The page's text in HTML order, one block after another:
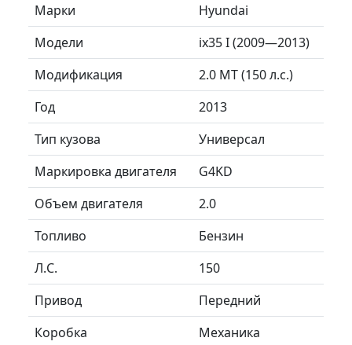
Марки
Hyundai
Модели
ix35 I (2009—2013)
Модификация
2.0 MT (150 л.с.)
Год
2013
Тип кузова
Универсал
Маркировка двигателя
G4KD
Объем двигателя
2.0
Топливо
Бензин
Л.C.
150
Привод
Передний
Коробка
Механика